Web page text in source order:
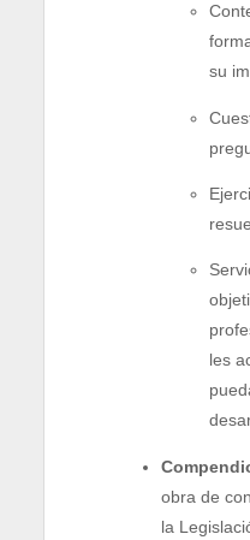
su
les
obra de
la